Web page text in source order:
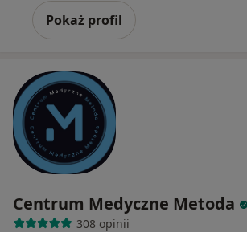
Pokaż profil
Centrum Medyczne Metoda
308 opinii